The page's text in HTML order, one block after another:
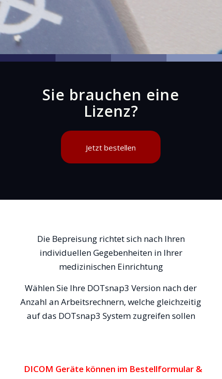
Sie brauchen eine
Lizenz?
Jetzt bestellen
Die Bepreisung richtet sich nach Ihren
individuellen Gegebenheiten in Ihrer
medizinischen Einrichtung
Wählen Sie Ihre DOTsnap3 Version nach der
Anzahl an Arbeitsrechnern, welche gleichzeitig
auf das DOTsnap3 System zugreifen sollen
DICOM Geräte können im Bestellformular &